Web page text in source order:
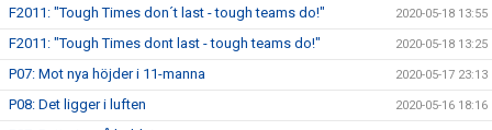
F2011: "Tough Times don´t last - tough teams do!" 2020-05-18 13:55
F2011: "Tough Times dont last - tough teams do!" 2020-05-18 13:25
P07: Mot nya höjder i 11-manna 2020-05-17 23:13
P08: Det ligger i luften 2020-05-16 18:16